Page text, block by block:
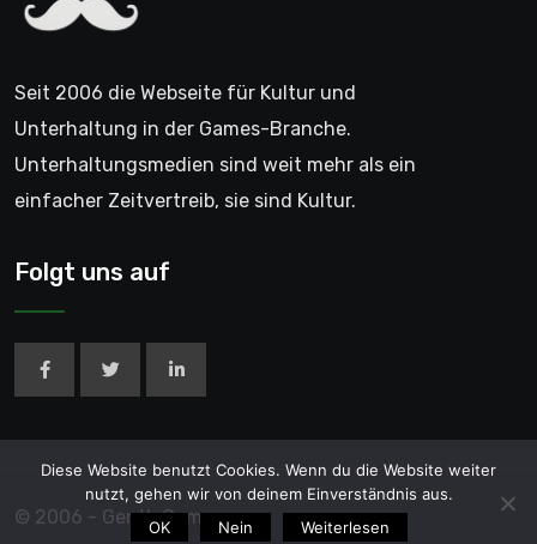
Seit 2006 die Webseite für Kultur und
Unterhaltung in der Games-Branche.
Unterhaltungsmedien sind weit mehr als ein
einfacher Zeitvertreib, sie sind Kultur.
Folgt uns auf
© 2006 - GentleGamer
Diese Website benutzt Cookies. Wenn du die Website weiter
nutzt, gehen wir von deinem Einverständnis aus.
OK
Nein Weiterlesen